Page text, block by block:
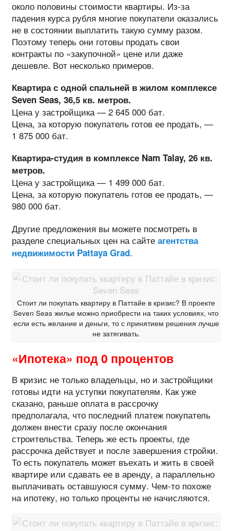
около половины стоимости квартиры. Из-за
падения курса рубля многие покупатели оказались
не в состоянии выплатить такую сумму разом.
Поэтому теперь они готовы продать свои
контракты по «закупочной» цене или даже
дешевле. Вот несколько примеров.
Квартира с одной спальней в жилом комплексе
Seven Seas, 36,5 кв. метров.
Цена у застройщика — 2 645 000 бат.
Цена, за которую покупатель готов ее продать, —
1 875 000 бат.
Квартира-студия в комплексе Nam Talay, 26 кв.
метров.
Цена у застройщика — 1 499 000 бат.
Цена, за которую покупатель готов ее продать, —
980 000 бат.
Другие предложения вы можете посмотреть в
разделе специальных цен на сайте агентства
недвижимости Pattaya Grad.
Стоит ли покупать квартиру в Паттайе в кризис? В проекте
Seven Seas жилье можно приобрести на таких условиях, что
если есть желание и деньги, то с принятием решения лучше
не затягивать.
«Ипотека» под 0 процентов
В кризис не только владельцы, но и застройщики
готовы идти на уступки покупателям. Как уже
сказано, раньше оплата в рассрочку
предполагала, что последний платеж покупатель
должен внести сразу после окончания
строительства. Теперь же есть проекты, где
рассрочка действует и после завершения стройки.
То есть покупатель может въехать и жить в своей
квартире или сдавать ее в аренду, а параллельно
выплачивать оставшуюся сумму. Чем-то похоже
на ипотеку, но только проценты не начисляются.